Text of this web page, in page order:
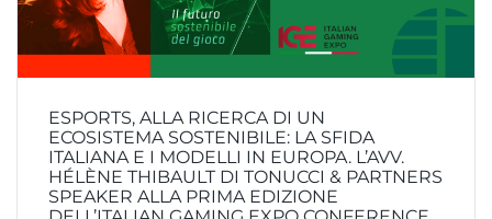
ESPORTS, ALLA RICERCA DI UN
ECOSISTEMA SOSTENIBILE: LA SFIDA
ITALIANA E I MODELLI IN EUROPA. L’AVV.
HÉLÈNE THIBAULT DI TONUCCI & PARTNERS
SPEAKER ALLA PRIMA EDIZIONE